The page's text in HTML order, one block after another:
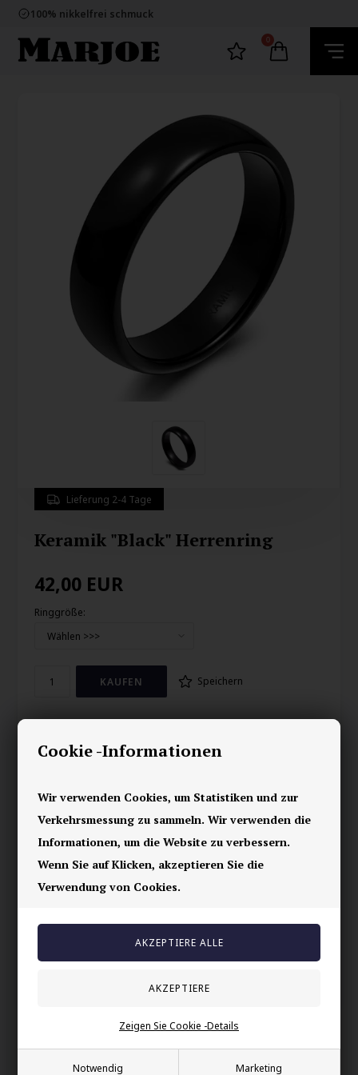
Cookie -Informationen
Wir verwenden Cookies, um Statistiken und zur
Verkehrsmessung zu sammeln. Wir verwenden die
Informationen, um die Website zu verbessern.
Wenn Sie auf Klicken, akzeptieren Sie die
Verwendung von Cookies.
Notwendig Marketing
Zeigen Sie Cookie -Details
100% nikkelfrei schmuck
60 Tage Rückgabe
E-mark webshop
100% nikkelfrei schmuck
0
Lieferung 2-4 Tage
Keramik "Black" Herrenring
42,00 EUR
Ringgröße:
Speichern
Der Ring ist 6 mm breit.
Ihre Sicherheit
Vorrätig
100% nikkelfrei schmuck
Lieferung 2-4 Tage
Andere auch gekauft